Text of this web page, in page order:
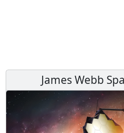
James Webb